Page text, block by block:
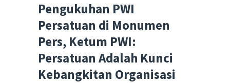
Pengukuhan PWI
Persatuan di Monumen
Pers, Ketum PWI:
Persatuan Adalah Kunci
Kebangkitan Organisasi